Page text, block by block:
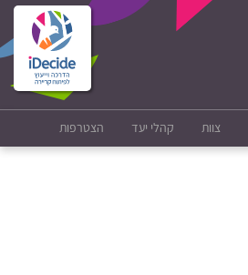
צוות קהלי יעד הצטרפות